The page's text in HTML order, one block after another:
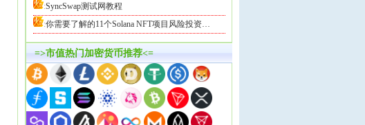
:SyncSwap测试网教程
:你需要了解的11个Solana NFT项目风险投资…
=>市值热门加密货币推荐<=